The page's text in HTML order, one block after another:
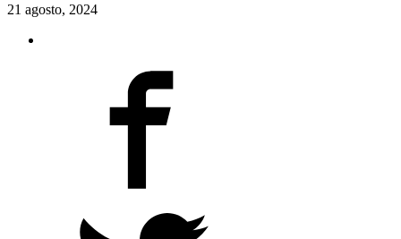
21 agosto, 2024